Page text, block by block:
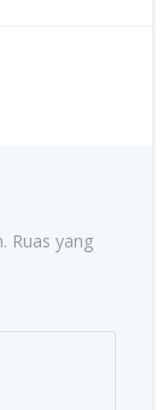
Ruas yang